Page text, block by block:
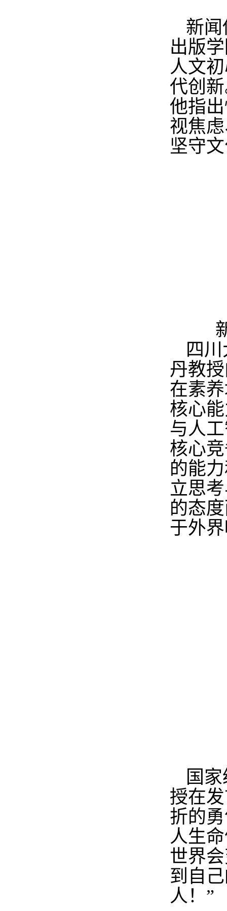
新
出版
人文
代创
他指
视焦
坚守
四
丹教
在素
核心
与人
核心
的能
立思
的态
于外
国
授在
折的
人生
世界
到自
人！”